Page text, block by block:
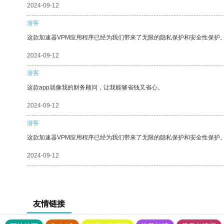
2024-09-12
游客
这款加速器VPM应用程序已经为我们带来了无限的隐私保护和安全性保护
2024-09-12
游客
这款app就像我的财务顾问，让我能够省钱又省心。
2024-09-12
游客
这款加速器VPM应用程序已经为我们带来了无限的隐私保护和安全性保护
2024-09-12
友情链接